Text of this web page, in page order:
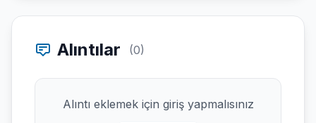
Alıntılar (0)
Alıntı eklemek için giriş yapmalısınız